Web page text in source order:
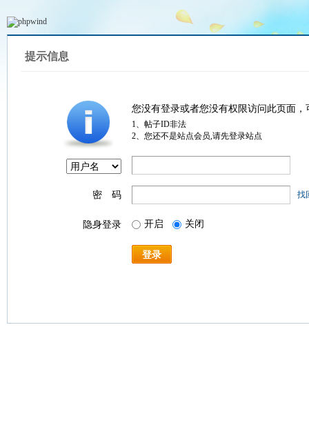
提示信息
您没有登录或者您没有权限访问此页面
1、帖子ID非法
2、您还不是站点会员,请先登录站点
密 码 找
隐身登录 开启 关闭
登录